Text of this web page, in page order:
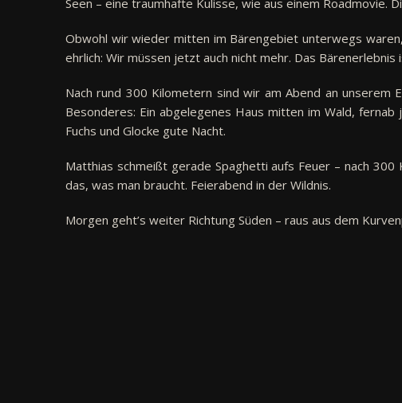
Seen – eine traumhafte Kulisse, wie aus einem Roadmovie.
Obwohl wir wieder mitten im Bärengebiet unterwegs
ehrlich: Wir müssen jetzt auch nicht mehr. Das Bärenerlebnis
Nach rund 300 Kilometern sind wir am Abend an unserem
Besonderes: Ein abgelegenes Haus mitten im Wald,
Fuchs und Glocke gute Nacht.
Matthias schmeißt gerade Spaghetti aufs Feuer – nach
das, was man braucht. Feierabend in der Wildnis.
Morgen geht’s weiter Richtung Süden – raus aus dem